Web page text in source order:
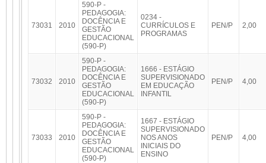
73031 2010
590-P -
PEDAGOGIA:
DOCÊNCIA E
GESTÃO
EDUCACIONAL
(590-P)
0234 -
CURRÍCULOS E
PROGRAMAS
PEN/P 2,00
73032 2010
590-P -
PEDAGOGIA:
DOCÊNCIA E
GESTÃO
EDUCACIONAL
(590-P)
1666 - ESTÁGIO
SUPERVISIONADO
EM EDUCAÇÃO
INFANTIL
PEN/P 4,00
73033 2010
590-P -
PEDAGOGIA:
DOCÊNCIA E
GESTÃO
EDUCACIONAL
(590-P)
1667 - ESTÁGIO
SUPERVISIONADO
NOS ANOS
INICIAIS DO
ENSINO
PEN/P 4,00